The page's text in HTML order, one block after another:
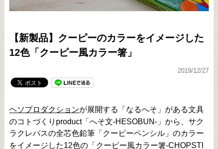
【新製品】クーピーのカラーをイメージした
12色「クーピー風カラー箸」
2019/12/27
ヘソプロダクションが展開する「なるへそ」がある文具
のコトづくりproduct「へそ文-HESOBUN-」から、サク
ラクレパスの全芯色鉛筆「クーピーペンシル」のカラー
をイメージした12色の「クーピー風カラー箸-CHOPSTI